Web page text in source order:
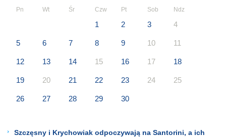
Pn Wt Śr Czw Pt Sob Ndz
1 2 3 4
5 6 7 8 9 10 11
12 13 14 15 16 17 18
19 20 21 22 23 24 25
26 27 28 29 30
Szczęsny i Krychowiak odpoczywają na Santorini, a ich